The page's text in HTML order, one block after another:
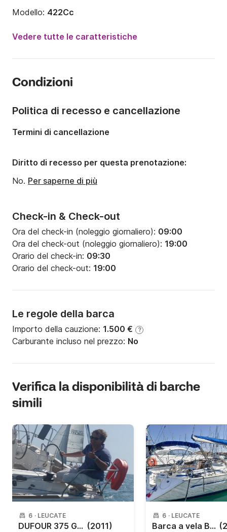
Modello: 422Cc
1987 (Refittato nel 2025)
Numero di posti letto:
Pescaggio:1.5m
Potenza del motore:59CV
Vedere tutte le caratteristiche
Condizioni
Check-in & Check-out
Ora del check-in (noleggio giornaliero): 09:00
Ora del check-out (noleggio giornaliero): 19:00
Orario del check-in: 09:30
Orario del check-out: 19:00
Le regole della barca
Importo della cauzione: 1.500 € ?
Carburante incluso nel prezzo: No
Politica di recesso e cancellazione
Termini di cancellazione
Diritto di recesso per questa prenotazione:
No. Per saperne di più
Verifica la disponibilità di barche
simili
6 · LEUCATE
DUFOUR 375 GRAND LARGE (2011)
6 · LEUCATE
Barca a vela Bavaria 40 12.5m